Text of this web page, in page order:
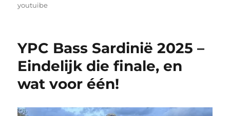
youtuibe
YPC Bass Sardinië 2025 –
Eindelijk die finale, en
wat voor één!